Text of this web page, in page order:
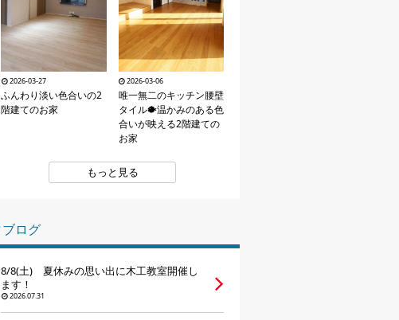
2026-03-27
ふんわり淡い色合いの2
階建てのお家
2026-03-06
唯一無二のキッチン腰壁
タイル🐡温かみのある色
合いが映える2階建ての
お家
もっと見る
ブログ
8/8(土) 夏休みの思い出に木工教室開催し
ます！
2026.07.31